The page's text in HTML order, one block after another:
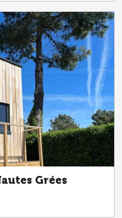
Grées